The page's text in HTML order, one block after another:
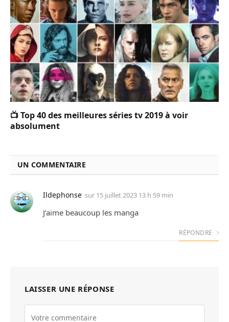
📺 Top 40 des meilleures séries tv 2019 à voir
absolument
UN COMMENTAIRE
Ildephonse sur 15 juillet 2023 13 h 59 min
J’aime beaucoup les manga
RÉPONDRE
LAISSER UNE RÉPONSE